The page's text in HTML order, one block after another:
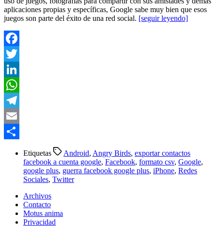
aplicaciones propias y específicas, Google sabe muy bien que esos
juegos son parte del éxito de una red social. [seguir leyendo]
Facebook
Twitter
LinkedIn
WhatsApp
Telegram
Email
Etiquetas Android, Angry Birds, exportar contactos
facebook a cuenta google, Facebook, formato csv, Google,
google plus, guerra facebook google plus, iPhone, Redes
Sociales, Twitter
Archivos
Contacto
Motus anima
Privacidad